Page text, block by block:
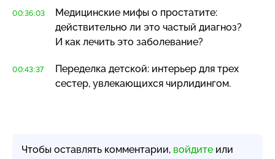
00:36:03
Медицинские мифы о простатите:
действительно ли это частый диагноз?
И как лечить это заболевание?
00:43:37
Переделка детской: интерьер для трех
сестер, увлекающихся чирлидингом.
Чтобы оставлять комментарии, войдите или